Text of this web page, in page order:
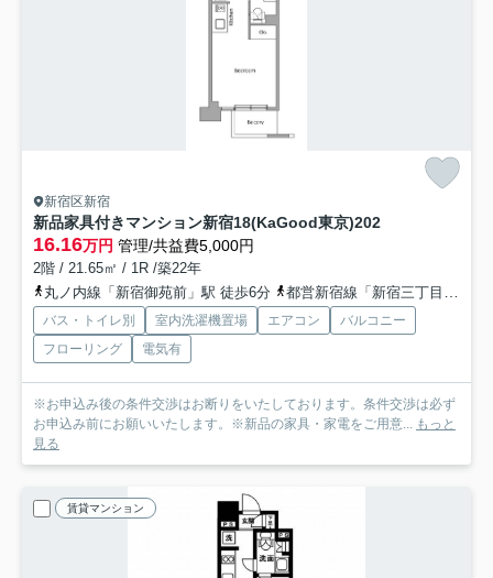
新宿区新宿
新品家具付きマンション新宿18(KaGood東京)202
16.16万円 管理/共益費5,000円
2階 / 21.65㎡ / 1R /築22年
丸ノ内線「新宿御苑前」駅 徒歩6分
都営新宿線「新宿三丁目」駅 徒歩5分
バス・トイレ別 室内洗濯機置場 エアコン
バルコニー
フローリング
電気有
※お申込み後の条件交渉はお断りをいたしております。条件交渉は必ず
お申込み前にお願いいたします。※新品の家具・家電をご用意... もっと
見る
賃貸マンション